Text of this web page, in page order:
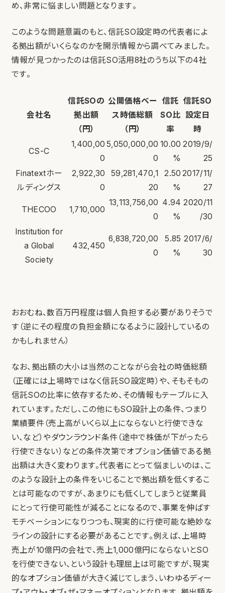
め、非常に悩ましい問題となります。
このような問題意識のもと、信託SO設定時の代表者によ
る拠出額がいくらなのかを開示情報から調べてみました。
情報が見つかったのは信託SO活用8社のうち以下の4社
です。
会社名
信託SOの
拠出額
（円）
公開価格ベー
ス時価総額
（円）
信託
SO比
率
信託SO
設定日
時
CS-C
1,400,00
0
5,050,000,00
0
10.00
%
2019/9/
25
Finatextホー
ルディングス
2,922,30
0
59,281,470,1
20
2.50
%
2017/11/
27
THECOO 1,710,000
13,113,756,00
0
4.94
%
2020/11
/30
Institution for
a Global
Society
432,450
6,838,720,00
0
5.85
%
2017/6/
30
おおむね、数百万円程度は個人負担する必要がありそうで
す（逆にその程度の負担金額になるように設計しているの
かもしれません）
なお、拠出額の大小は当然のことながら会社の時価総額
（正確には上場時ではなく信託SO設定時）や、そもそもの
信託SOの比率に依存するため、その情報もテーブルに入
れています。ただし、この他にもSO設計上の条件、つまり
業績要件（売上高がいくら以上にならないと行使できな
い、など）やダウンラウンド条件（途中で株価が下がったら
行使できない）などの条件次第でオプション価値である拠
出額は大きく変わります。代表者にとって悩ましいのは、こ
のような設計上の条件をいじることで拠出額を低くするこ
とは可能なのですが、あまりにも低くしてしまうと従業員
にとって行使可能性が減ることになるので、事業を伸ばす
モチベーションになりつつも、現実的に行使可能な絶妙な
ラインの設計にする必要があることです。例えば、上場時
売上が10億円の会社で、売上1,000億円にならないとSO
を行使できない、という設計も理屈上は可能ですが、現実
的なオプション価値が大きく減じてしまう、いわゆるディー